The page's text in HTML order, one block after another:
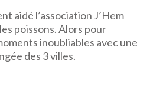
aidé l’association J’Hem
poissons. Alors pour
inoubliables avec une
des 3 villes.